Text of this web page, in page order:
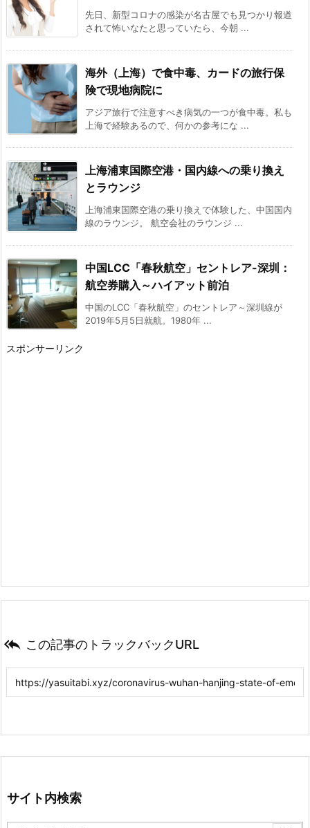
先日、新型コロナの感染が名古屋でも見つかり報道
されて怖いなたと思っていたら、今朝 ...
海外（上海）で食中毒、カードの旅行保
険で現地病院に
アジア旅行で注意すべき病気の一つが食中毒。私も
上海で経験あるので、何かの参考にな ...
上海浦東国際空港・国内線への乗り換え
とラウンジ
上海浦東国際空港の乗り換えで体験した、中国国内
線のラウンジ。 航空会社のラウンジ ...
中国LCC「春秋航空」セントレア-深圳：
航空券購入～ハイアット前泊
中国のLCC「春秋航空」のセントレア～深圳線が
2019年5月5日就航。1980年 ...
スポンサーリンク
 この記事のトラックバックURL
サイト内検索